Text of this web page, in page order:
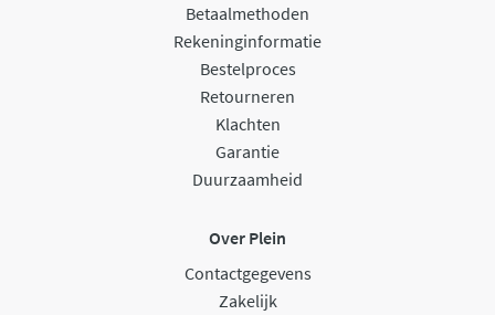
Betaalmethoden
Rekeninginformatie
Bestelproces
Retourneren
Klachten
Garantie
Duurzaamheid
Over Plein
Contactgegevens
Zakelijk